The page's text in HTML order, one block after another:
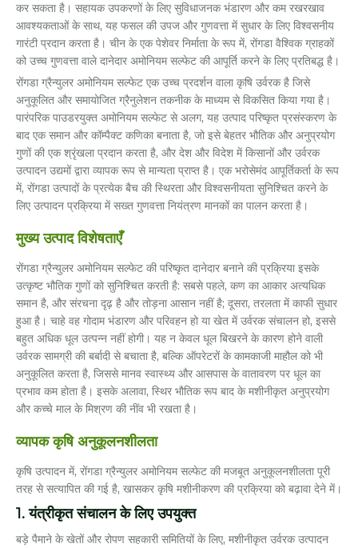
कर सकता है। सहायक उपकरणों के लिए सुविधाजनक भंडारण और कम रखरखाव
आवश्यकताओं के साथ, यह फसल की उपज और गुणवत्ता में सुधार के लिए विश्वसनीय
गारंटी प्रदान करता है। चीन के एक पेशेवर निर्माता के रूप में, रोंगडा वैश्विक ग्राहकों
को उच्च गुणवत्ता वाले दानेदार अमोनियम सल्फेट की आपूर्ति करने के लिए प्रतिबद्ध है।
रोंगडा ग्रैन्युलर अमोनियम सल्फेट एक उच्च प्रदर्शन वाला कृषि उर्वरक है जिसे
अनुकूलित और समायोजित ग्रैनुलेशन तकनीक के माध्यम से विकसित किया गया है।
पारंपरिक पाउडरयुक्त अमोनियम सल्फेट से अलग, यह उत्पाद परिष्कृत प्रसंस्करण के
बाद एक समान और कॉम्पैक्ट कणिका बनाता है, जो इसे बेहतर भौतिक और अनुप्रयोग
गुणों की एक श्रृंखला प्रदान करता है, और देश और विदेश में किसानों और उर्वरक
उत्पादन उद्यमों द्वारा व्यापक रूप से मान्यता प्राप्त है। एक भरोसेमंद आपूर्तिकर्ता के रूप
में, रोंगडा उत्पादों के प्रत्येक बैच की स्थिरता और विश्वसनीयता सुनिश्चित करने के
लिए उत्पादन प्रक्रिया में सख्त गुणवत्ता नियंत्रण मानकों का पालन करता है।
मुख्य उत्पाद विशेषताएँ
रोंगडा ग्रैन्युलर अमोनियम सल्फेट की परिष्कृत दानेदार बनाने की प्रक्रिया इसके
उत्कृष्ट भौतिक गुणों को सुनिश्चित करती है: सबसे पहले, कण का आकार अत्यधिक
समान है, और संरचना दृढ़ है और तोड़ना आसान नहीं है; दूसरा, तरलता में काफी सुधार
हुआ है। चाहे वह गोदाम भंडारण और परिवहन हो या खेत में उर्वरक संचालन हो, इससे
बहुत अधिक धूल उत्पन्न नहीं होगी। यह न केवल धूल बिखरने के कारण होने वाली
उर्वरक सामग्री की बर्बादी से बचाता है, बल्कि ऑपरेटरों के कामकाजी माहौल को भी
अनुकूलित करता है, जिससे मानव स्वास्थ्य और आसपास के वातावरण पर धूल का
प्रभाव कम होता है। इसके अलावा, स्थिर भौतिक रूप बाद के मशीनीकृत अनुप्रयोग
और कच्चे माल के मिश्रण की नींव भी रखता है।
व्यापक कृषि अनुकूलनशीलता
कृषि उत्पादन में, रोंगडा ग्रैन्युलर अमोनियम सल्फेट की मजबूत अनुकूलनशीलता पूरी
तरह से सत्यापित की गई है, खासकर कृषि मशीनीकरण की प्रक्रिया को बढ़ावा देने में।
1. यंत्रीकृत संचालन के लिए उपयुक्त
बड़े पैमाने के खेतों और रोपण सहकारी समितियों के लिए, मशीनीकृत उर्वरक उत्पादन